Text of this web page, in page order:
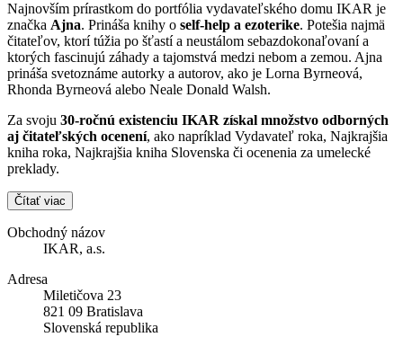
Najnovším prírastkom do portfólia vydavateľského domu IKAR je
značka Ajna. Prináša knihy o self-help a ezoterike. Potešia najmä
čitateľov, ktorí túžia po šťastí a neustálom sebazdokonaľovaní a
ktorých fascinujú záhady a tajomstvá medzi nebom a zemou. Ajna
prináša svetoznáme autorky a autorov, ako je Lorna Byrneová,
Rhonda Byrneová alebo Neale Donald Walsh.
Za svoju 30-ročnú existenciu IKAR získal množstvo odborných
aj čitateľských ocenení, ako napríklad Vydavateľ roka, Najkrajšia
kniha roka, Najkrajšia kniha Slovenska či ocenenia za umelecké
preklady.
Čítať viac
Obchodný názov
IKAR, a.s.
Adresa
Miletičova 23
821 09 Bratislava
Slovenská republika